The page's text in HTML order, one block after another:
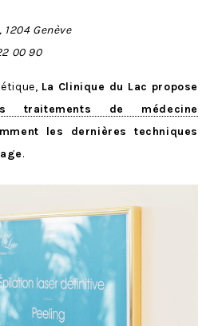
1204 Genève
00 90
La Clinique du Lac propose
traitements de médecine
les dernières techniques
.